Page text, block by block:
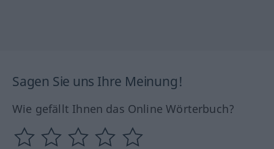
Sagen Sie uns Ihre Meinung!
Wie gefällt Ihnen das Online Wörterbuch?